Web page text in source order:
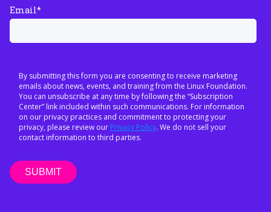
Email*
By submitting this form you are consenting to receive marketing
emails about news, events, and training from the Linux Foundation.
You can unsubscribe at any time by following the “Subscription
Center” link included within such communications. For information
on our privacy practices and commitment to protecting your
privacy, please review our Privacy Policy. We do not sell your
contact information to third parties.